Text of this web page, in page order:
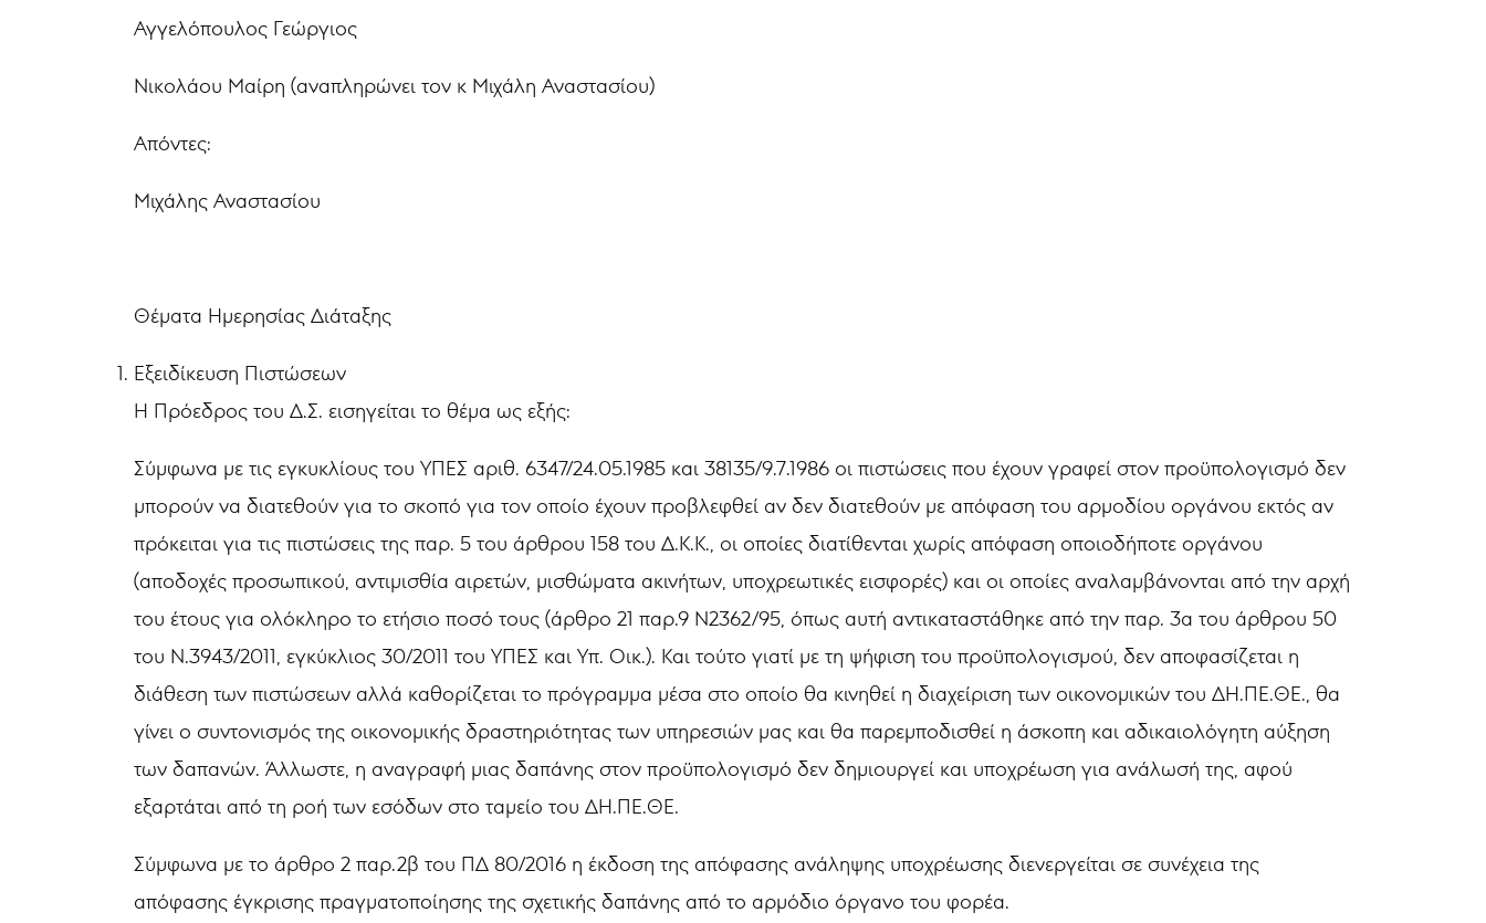
Αγγελόπουλος Γεώργιος
Νικολάου Μαίρη (αναπληρώνει τον κ Μιχάλη Αναστασίου)
Απόντες:
Μιχάλης Αναστασίου
Θέματα Ημερησίας Διάταξης
Εξειδίκευση Πιστώσεων
Η Πρόεδρος του Δ.Σ. εισηγείται το θέμα ως εξής:
Σύμφωνα με τις εγκυκλίους του ΥΠΕΣ αριθ. 6347/24.05.1985 και 38135/9.7.1986 οι πιστώσεις που έχουν γραφεί στον προϋπολογισμό δεν
μπορούν να διατεθούν για το σκοπό για τον οποίο έχουν προβλεφθεί αν δεν διατεθούν με απόφαση του αρμοδίου οργάνου εκτός αν
πρόκειται για τις πιστώσεις της παρ. 5 του άρθρου 158 του Δ.Κ.Κ., οι οποίες διατίθενται χωρίς απόφαση οποιοδήποτε οργάνου
(αποδοχές προσωπικού, αντιμισθία αιρετών, μισθώματα ακινήτων, υποχρεωτικές εισφορές) και οι οποίες αναλαμβάνονται από την αρχή
του έτους για ολόκληρο το ετήσιο ποσό τους (άρθρο 21 παρ.9 Ν2362/95, όπως αυτή αντικαταστάθηκε από την παρ. 3α του άρθρου 50
του Ν.3943/2011, εγκύκλιος 30/2011 του ΥΠΕΣ και Υπ. Οικ.). Και τούτο γιατί με τη ψήφιση του προϋπολογισμού, δεν αποφασίζεται η
διάθεση των πιστώσεων αλλά καθορίζεται το πρόγραμμα μέσα στο οποίο θα κινηθεί η διαχείριση των οικονομικών του ΔΗ.ΠΕ.ΘΕ., θα
γίνει ο συντονισμός της οικονομικής δραστηριότητας των υπηρεσιών μας και θα παρεμποδισθεί η άσκοπη και αδικαιολόγητη αύξηση
των δαπανών. Άλλωστε, η αναγραφή μιας δαπάνης στον προϋπολογισμό δεν δημιουργεί και υποχρέωση για ανάλωσή της, αφού
εξαρτάται από τη ροή των εσόδων στο ταμείο του ΔΗ.ΠΕ.ΘΕ.
Σύμφωνα με το άρθρο 2 παρ.2β του ΠΔ 80/2016 η έκδοση της απόφασης ανάληψης υποχρέωσης διενεργείται σε συνέχεια της
απόφασης έγκρισης πραγματοποίησης της σχετικής δαπάνης από το αρμόδιο όργανο του φορέα.